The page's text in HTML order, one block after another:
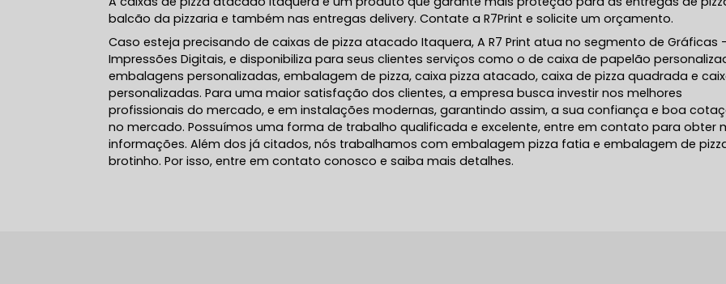
balcão da pizzaria e também nas entregas delivery. Contate a R7Print e solicite um orçamento.
Caso esteja precisando de caixas de pizza atacado Itaquera, A R7 Print atua no segmento de Gráficas -
Impressões Digitais, e disponibiliza para seus clientes serviços como o de caixa de papelão
embalagens personalizadas, embalagem de pizza, caixa pizza atacado, caixa de pizza quadrada e
personalizadas. Para uma maior satisfação dos clientes, a empresa busca investir nos melhores
profissionais do mercado, e em instalações modernas, garantindo assim, a sua confiança e boa
no mercado. Possuímos uma forma de trabalho qualificada e excelente, entre em contato para obter
informações. Além dos já citados, nós trabalhamos com embalagem pizza fatia e embalagem de
brotinho. Por isso, entre em contato conosco e saiba mais detalhes.